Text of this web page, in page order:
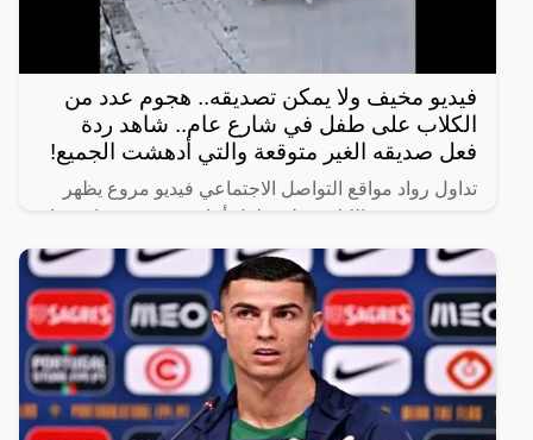
فيديو مخيف ولا يمكن تصديقه.. هجوم عدد من
الكلاب على طفل في شارع عام.. شاهد ردة
فعل صديقه الغير متوقعة والتي أدهشت الجميع!
تداول رواد مواقع التواصل الاجتماعي فيديو مروع يظهر
هجوم عدد من الكلاب على طفل أثناء سيره في شارع عام
برفقة صديقه.